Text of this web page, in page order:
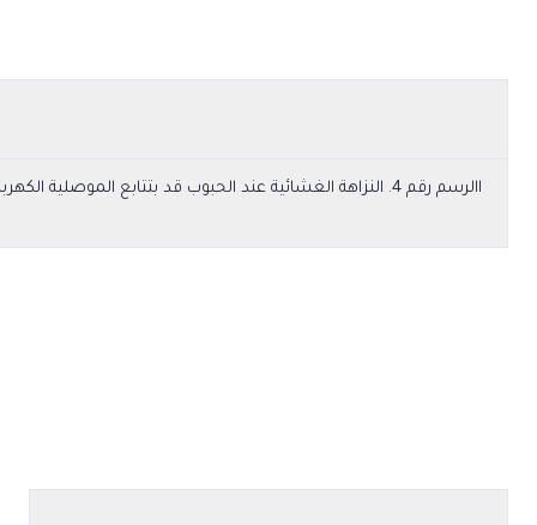
الرسم رقم 4. النزاهة الغشائية عند الحبوب قد بتتابع الموصلية الكهربائية